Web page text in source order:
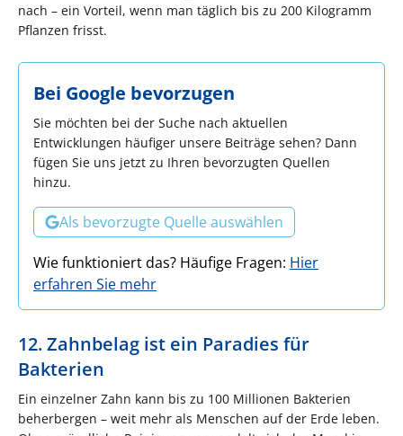
nach – ein Vorteil, wenn man täglich bis zu 200 Kilogramm
Pflanzen frisst.
Bei Google bevorzugen
Sie möchten bei der Suche nach aktuellen
Entwicklungen häufiger unsere Beiträge sehen? Dann
fügen Sie uns jetzt zu Ihren bevorzugten Quellen
hinzu.
Als bevorzugte Quelle auswählen
Wie funktioniert das? Häufige Fragen: Hier
erfahren Sie mehr
12. Zahnbelag ist ein Paradies für
Bakterien
Ein einzelner Zahn kann bis zu 100 Millionen Bakterien
beherbergen – weit mehr als Menschen auf der Erde leben.